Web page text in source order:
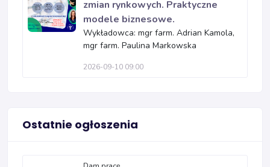
zmian rynkowych. Praktyczne
modele biznesowe.
Wykładowca: mgr farm. Adrian Kamola,
mgr farm. Paulina Markowska
2026-09-10 09:00
Ostatnie ogłoszenia